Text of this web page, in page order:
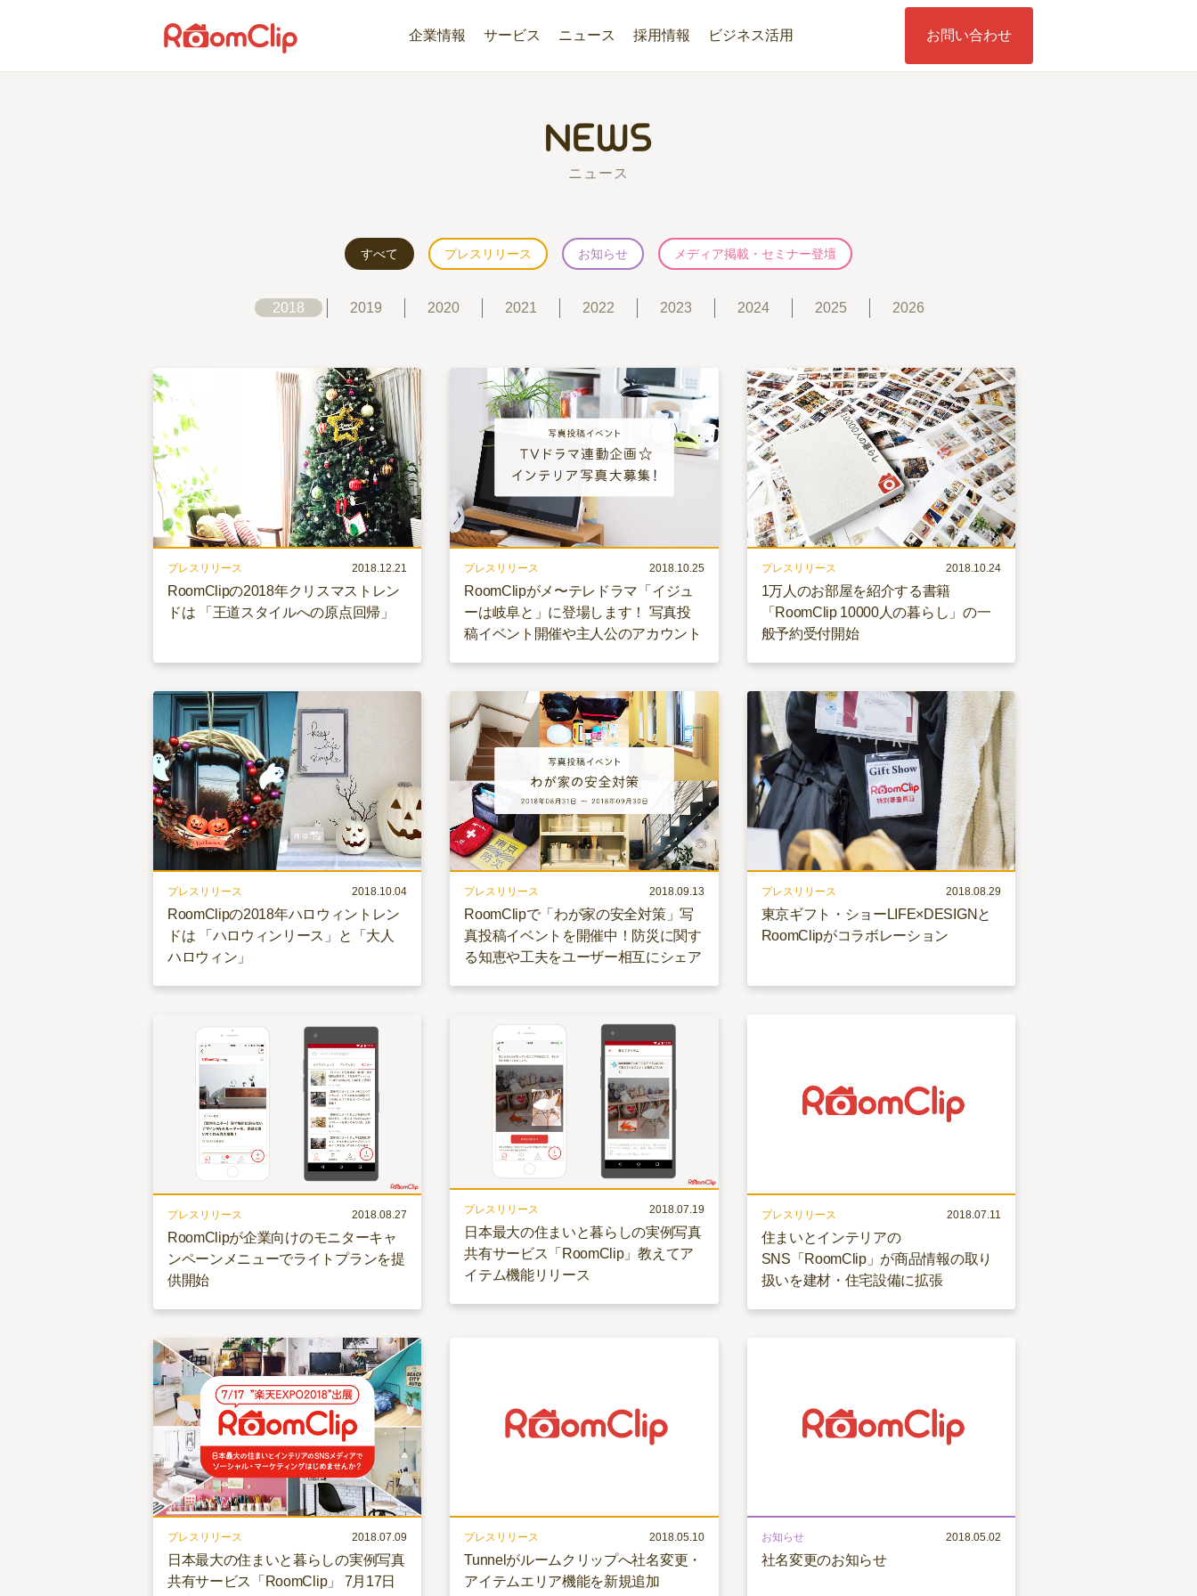
企業情報 サービス ニュース 採用情報 ビジネス活用 お問い合わせ
NEWS
ニュース
すべて プレスリリース お知らせ メディア掲載・セミナー登壇
2018 2019 2020 2021 2022 2023 2024 2025 2026
プレスリリース 2018.12.21
RoomClipの2018年クリスマストレン
ドは 「王道スタイルへの原点回帰」
プレスリリース 2018.10.25
RoomClipがメ〜テレドラマ「イジュ
ーは岐阜と」に登場します！ 写真投
稿イベント開催や主人公のアカウント
プレスリリース 2018.10.24
1万人のお部屋を紹介する書籍
「RoomClip 10000人の暮らし」の一
般予約受付開始
プレスリリース 2018.10.04
RoomClipの2018年ハロウィントレン
ドは 「ハロウィンリース」と「大人
ハロウィン」
プレスリリース 2018.09.13
RoomClipで「わが家の安全対策」写
真投稿イベントを開催中！防災に関す
る知恵や工夫をユーザー相互にシェア
プレスリリース 2018.08.29
東京ギフト・ショーLIFE×DESIGNと
RoomClipがコラボレーション
プレスリリース 2018.08.27
RoomClipが企業向けのモニターキャ
ンペーンメニューでライトプランを提
供開始
プレスリリース 2018.07.19
日本最大の住まいと暮らしの実例写真
共有サービス「RoomClip」教えてア
イテム機能リリース
プレスリリース 2018.07.11
住まいとインテリアの
SNS「RoomClip」が商品情報の取り
扱いを建材・住宅設備に拡張
プレスリリース 2018.07.09
日本最大の住まいと暮らしの実例写真
共有サービス「RoomClip」 7月17日
プレスリリース 2018.05.10
Tunnelがルームクリップへ社名変更・
アイテムエリア機能を新規追加
お知らせ 2018.05.02
社名変更のお知らせ